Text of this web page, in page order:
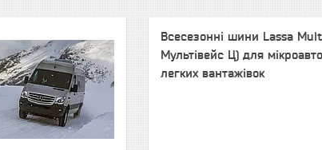
Всесезонні шини Lassa
Мультівейс Ц) для
легких вантажівок